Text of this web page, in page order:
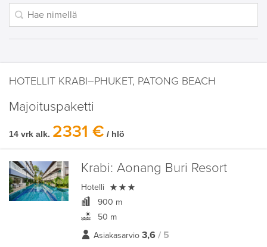
HOTELLIT KRABI–PHUKET, PATONG BEACH
Majoituspaketti
14 vrk alk. 2331 € / hlö
Krabi: Aonang Buri Resort
Hotelli 
900 m
50 m
Asiakasarvio 3,6 / 5